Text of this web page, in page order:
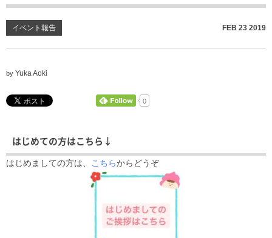
イベント報告 FEB 23 2019
by Yuka Aoki
0
はじめての方はこちら↓
はじめましての方は、 こちらからどうぞ